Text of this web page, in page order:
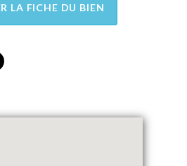
LA FICHE DU BIEN